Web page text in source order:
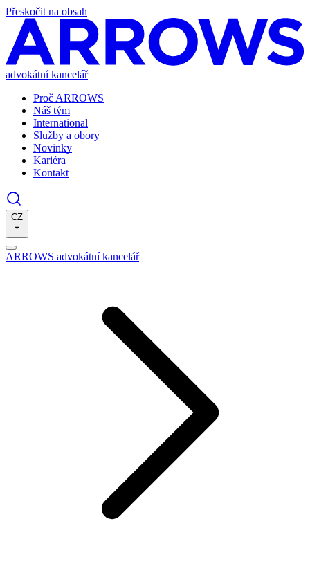
Přeskočit na obsah
advokátní kancelář
Proč ARROWS
Náš tým
International
Služby a obory
Novinky
Kariéra
Kontakt
CZ
ARROWS advokátní kancelář